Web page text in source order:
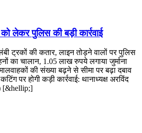
लेकर पुलिस की बड़ी कार्रवाई
ट्रकों की कतार, लाइन तोड़ने वालों पर पुलिस
का चालान, 1.05 लाख रुपये लगाया जुर्माना
की संख्या बढ़ने से सीमा पर बढ़ा दबाव
पर होगी कड़ी कार्रवाई: थानाध्यक्ष अरविंद
[&hellip;]